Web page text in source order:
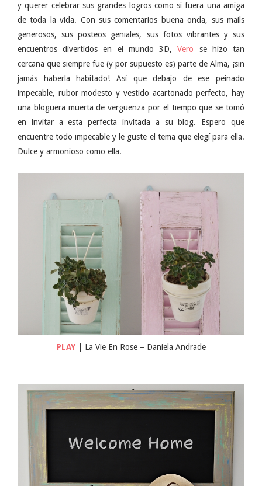
y querer celebrar sus grandes logros como si fuera una amiga
de toda la vida. Con sus comentarios buena onda, sus mails
generosos, sus posteos geniales, sus fotos vibrantes y sus
encuentros divertidos en el mundo 3D,Vero se hizo tan
cercana que siempre fue (y por supuesto es) parte de Alma, ¡sin
jamás haberla habitado! Así que debajo de ese peinado
impecable, rubor modesto y vestido acartonado perfecto, hay
una bloguera muerta de vergüenza por el tiempo que se tomó
en invitar a esta perfecta invitada a su blog. Espero que
encuentre todo impecable y le guste el tema que elegí para ella.
Dulce y armonioso como ella.
PLAY| La Vie En Rose – Daniela Andrade